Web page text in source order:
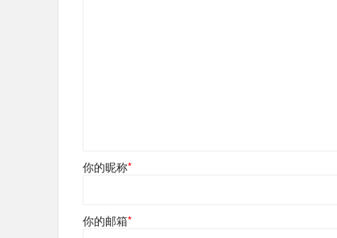
你的昵称*
你的邮箱*